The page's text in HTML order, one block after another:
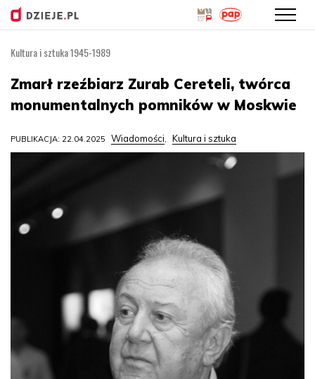
treści
Kultura i sztuka 1945-1989
Zmarł rzeźbiarz Zurab Cereteli, twórca
monumentalnych pomników w Moskwie
PUBLIKACJA: 22.04.2025 Wiadomości, Kultura i sztuka